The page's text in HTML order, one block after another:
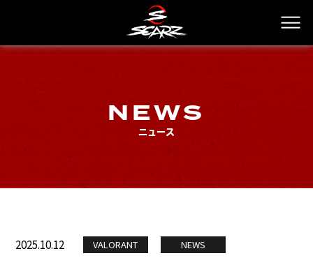
NEWS
ニュース
2025.10.12 VALORANT NEWS